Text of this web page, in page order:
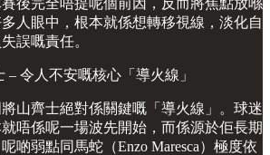
人眼中，根本就係想轉移視線，淡化自
誤嘅責任。
令人不安嘅核心「導火線」
山齊士絕對係關鍵嘅「導火線」。球迷
唔係呢一場波先開始，而係源於佢長期
啲弱點同馬蛇（Enzo Maresca）極度依